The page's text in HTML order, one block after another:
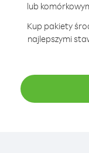
lub
Kup pakiety
najlepszymi